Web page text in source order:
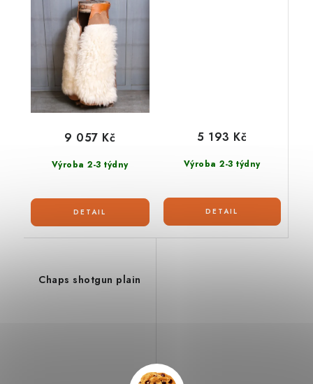
Výroba 2-3 týdny
9 057 Kč
Výroba 2-3 týdny
5 193 Kč
Chaps shotgun plain